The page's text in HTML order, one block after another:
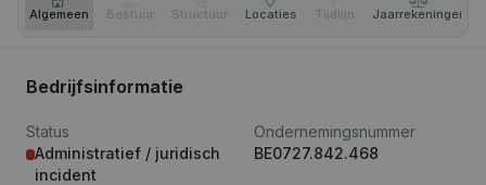
Algemeen Bestuur Structuur Locaties Tijdlijn Jaar­rekeningen
Bedrijfsinformatie
Status
Administratief / juridisch
incident
Ondernemingsnummer
BE0727.842.468